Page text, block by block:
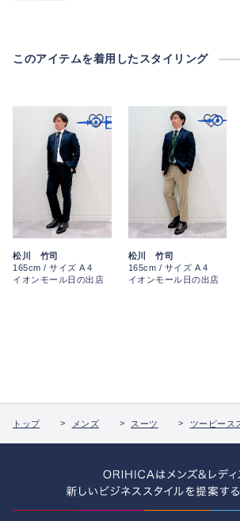
このアイテムを着用したスタイリング
松川 竹司
165cm / サイズ A 4
イオンモール日の出店
松川 竹司
165cm / サイズ A 4
イオンモール日の出店
トップ メンズ スーツ ツーピース